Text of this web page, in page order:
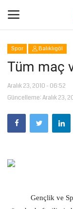
Giriş Yap
Anasayfa
Köşe Yazıları
Eğitim
Spor Balıklıgöl
Tüm maç
Aralık 23, 2010 - 06:52
Güncelleme: Aralık 23,
Gençlik ve